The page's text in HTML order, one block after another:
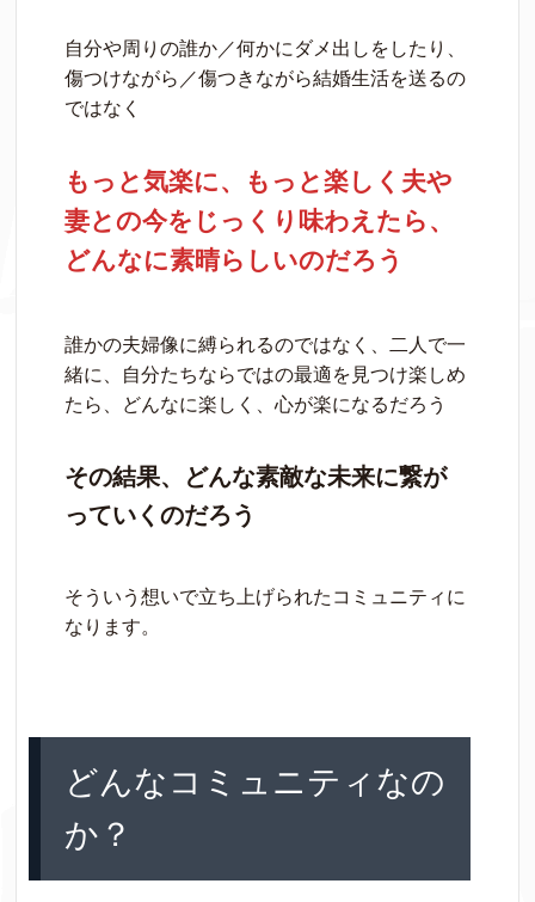
自分や周りの誰か／何かにダメ出しをしたり、
傷つけながら／傷つきながら結婚生活を送るの
ではなく
もっと気楽に、もっと楽しく夫や
妻との今をじっくり味わえたら、
どんなに素晴らしいのだろう
誰かの夫婦像に縛られるのではなく、二人で一
緒に、自分たちならではの最適を見つけ楽しめ
たら、どんなに楽しく、心が楽になるだろう
その結果、どんな素敵な未来に繋が
っていくのだろう
そういう想いで立ち上げられたコミュニティに
なります。
どんなコミュニティなの
か？